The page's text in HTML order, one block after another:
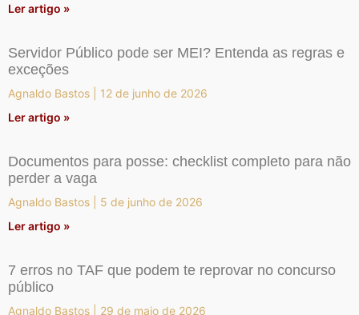
Ler artigo »
Servidor Público pode ser MEI? Entenda as regras e
exceções
Agnaldo Bastos
12 de junho de 2026
Ler artigo »
Documentos para posse: checklist completo para não
perder a vaga
Agnaldo Bastos
5 de junho de 2026
Ler artigo »
7 erros no TAF que podem te reprovar no concurso
público
Agnaldo Bastos
29 de maio de 2026